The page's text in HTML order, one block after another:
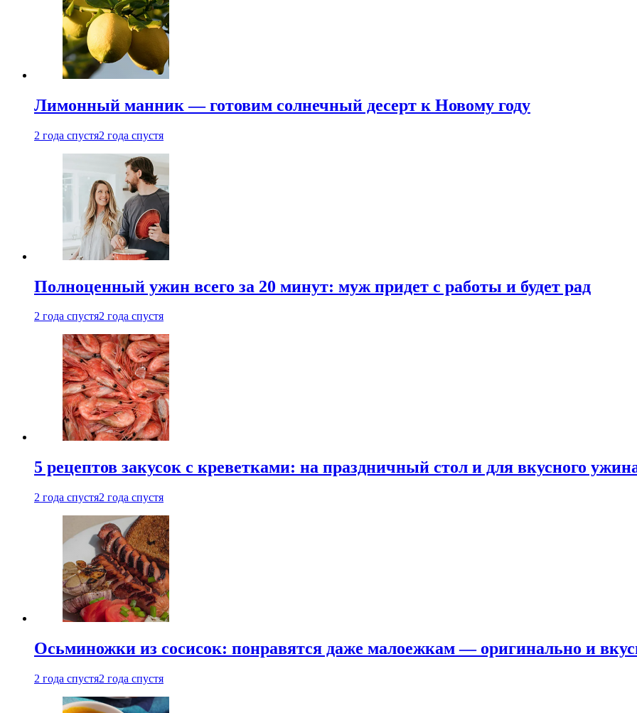
Лимонный манник — готовим солнечный десерт к Новому году
2 года спустя2 года спустя
Полноценный ужин всего за 20 минут: муж придет с работы и будет рад
2 года спустя2 года спустя
5 рецептов закусок с креветками: на праздничный стол и для вкусного
2 года спустя2 года спустя
Осьминожки из сосисок: понравятся даже малоежкам — оригинально и
2 года спустя2 года спустя